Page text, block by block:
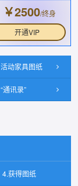
￥2500/终身
开通VIP
活动家具图纸
“通讯录”
4.获得图纸